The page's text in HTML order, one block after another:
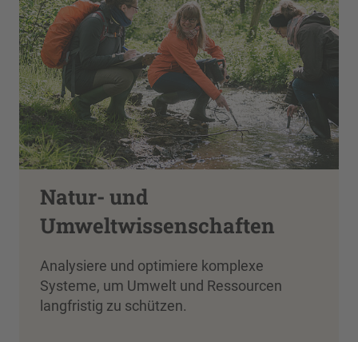
Natur- und
Umweltwissenschaften
Analysiere und optimiere komplexe
Systeme, um Umwelt und Ressourcen
langfristig zu schützen.